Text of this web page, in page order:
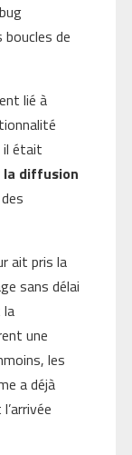
de
lié à
il était
diffusion
ait pris la
sans délai
la
une
les
a déjà